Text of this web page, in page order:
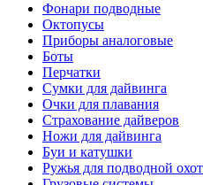
Фонари подводные
Октопусы
Приборы аналоговые
Боты
Перчатки
Сумки для дайвинга
Очки для плавания
Страхование дайверов
Ножи для дайвинга
Буи и катушки
Ружья для подводной